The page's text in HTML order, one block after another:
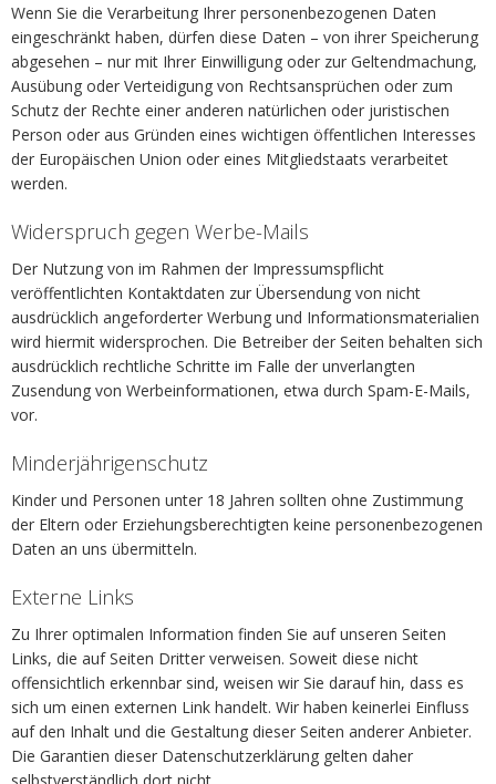
Wenn Sie die Verarbeitung Ihrer personenbezogenen Daten
eingeschränkt haben, dürfen diese Daten – von ihrer Speicherung
abgesehen – nur mit Ihrer Einwilligung oder zur Geltendmachung,
Ausübung oder Verteidigung von Rechtsansprüchen oder zum
Schutz der Rechte einer anderen natürlichen oder juristischen
Person oder aus Gründen eines wichtigen öffentlichen Interesses
der Europäischen Union oder eines Mitgliedstaats verarbeitet
werden.
Widerspruch gegen Werbe-Mails
Der Nutzung von im Rahmen der Impressumspflicht
veröffentlichten Kontaktdaten zur Übersendung von nicht
ausdrücklich angeforderter Werbung und Informationsmaterialien
wird hiermit widersprochen. Die Betreiber der Seiten behalten sich
ausdrücklich rechtliche Schritte im Falle der unverlangten
Zusendung von Werbeinformationen, etwa durch Spam-E-Mails,
vor.
Minderjährigenschutz
Kinder und Personen unter 18 Jahren sollten ohne Zustimmung
der Eltern oder Erziehungsberechtigten keine personenbezogenen
Daten an uns übermitteln.
Externe Links
Zu Ihrer optimalen Information finden Sie auf unseren Seiten
Links, die auf Seiten Dritter verweisen. Soweit diese nicht
offensichtlich erkennbar sind, weisen wir Sie darauf hin, dass es
sich um einen externen Link handelt. Wir haben keinerlei Einfluss
auf den Inhalt und die Gestaltung dieser Seiten anderer Anbieter.
Die Garantien dieser Datenschutzerklärung gelten daher
selbstverständlich dort nicht.